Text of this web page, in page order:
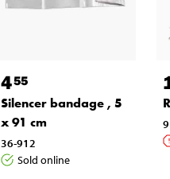
455
Silencer bandage , 5
x 91 cm
36-912
Sold online